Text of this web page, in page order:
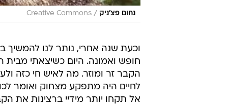
נחום פצ'ניק /
Creative Commons
וכעת שנה אחרי, נותר לנו
חופש ואמונה. היום כשיצאתי
הקבר זר ומוזר. מה לאיש חי כזה
לחיים היה מתפקע מצחוק ואומר
אל תקחו יותר מידיי ברצינות את